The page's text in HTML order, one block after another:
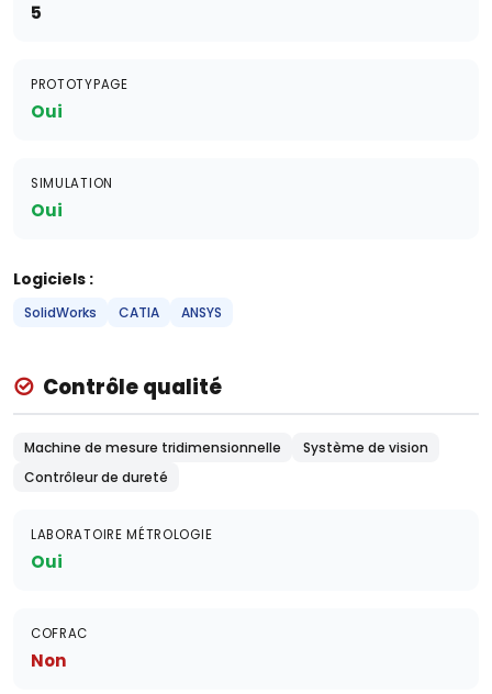
5
PROTOTYPAGE
Oui
SIMULATION
Oui
Logiciels :
SolidWorks CATIA ANSYS
Contrôle qualité
Machine de mesure tridimensionnelle
Système de vision
Contrôleur de dureté
LABORATOIRE MÉTROLOGIE
Oui
COFRAC
Non